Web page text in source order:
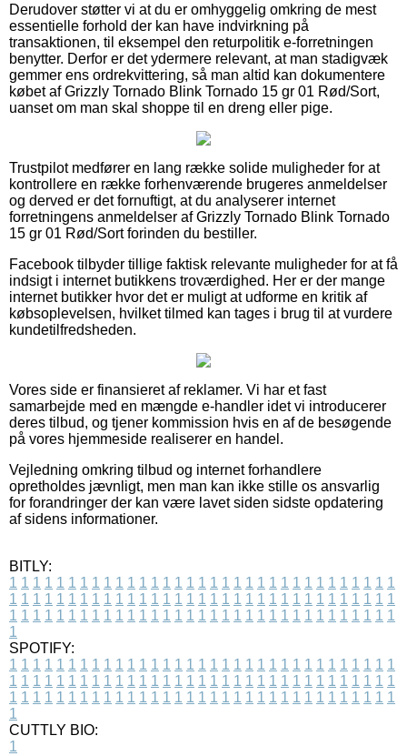
Derudover støtter vi at du er omhyggelig omkring de mest
essentielle forhold der kan have indvirkning på
transaktionen, til eksempel den returpolitik e-forretningen
benytter. Derfor er det ydermere relevant, at man stadigvæk
gemmer ens ordrekvittering, så man altid kan dokumentere
købet af Grizzly Tornado Blink Tornado 15 gr 01 Rød/Sort,
uanset om man skal shoppe til en dreng eller pige.
Trustpilot medfører en lang række solide muligheder for at
kontrollere en række forhenværende brugeres anmeldelser
og derved er det fornuftigt, at du analyserer internet
forretningens anmeldelser af Grizzly Tornado Blink Tornado
15 gr 01 Rød/Sort forinden du bestiller.
Facebook tilbyder tillige faktisk relevante muligheder for at få
indsigt i internet butikkens troværdighed. Her er der mange
internet butikker hvor det er muligt at udforme en kritik af
købsoplevelsen, hvilket tilmed kan tages i brug til at vurdere
kundetilfredsheden.
Vores side er finansieret af reklamer. Vi har et fast
samarbejde med en mængde e-handler idet vi introducerer
deres tilbud, og tjener kommission hvis en af de besøgende
på vores hjemmeside realiserer en handel.
Vejledning omkring tilbud og internet forhandlere
opretholdes jævnligt, men man kan ikke stille os ansvarlig
for forandringer der kan være lavet siden sidste opdatering
af sidens informationer.
BITLY:
1 1 1 1 1 1 1 1 1 1 1 1 1 1 1 1 1 1 1 1 1 1 1 1 1 1 1 1 1 1 1 1 1
1 1 1 1 1 1 1 1 1 1 1 1 1 1 1 1 1 1 1 1 1 1 1 1 1 1 1 1 1 1 1 1 1
1 1 1 1 1 1 1 1 1 1 1 1 1 1 1 1 1 1 1 1 1 1 1 1 1 1 1 1 1 1 1 1 1
1
SPOTIFY:
1 1 1 1 1 1 1 1 1 1 1 1 1 1 1 1 1 1 1 1 1 1 1 1 1 1 1 1 1 1 1 1 1
1 1 1 1 1 1 1 1 1 1 1 1 1 1 1 1 1 1 1 1 1 1 1 1 1 1 1 1 1 1 1 1 1
1 1 1 1 1 1 1 1 1 1 1 1 1 1 1 1 1 1 1 1 1 1 1 1 1 1 1 1 1 1 1 1 1
1
CUTTLY BIO:
1